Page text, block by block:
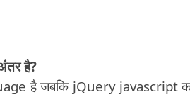
है?
है जबकि jQuery javascript